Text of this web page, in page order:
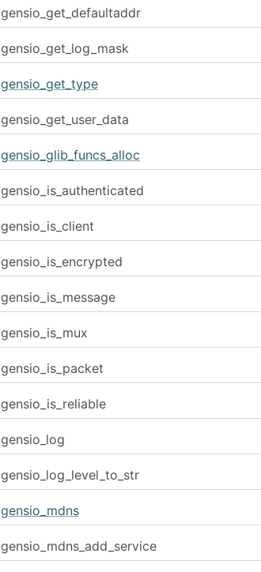
gensio_get_defaultaddr
gensio_get_log_mask
gensio_get_type
gensio_get_user_data
gensio_glib_funcs_alloc
gensio_is_authenticated
gensio_is_client
gensio_is_encrypted
gensio_is_message
gensio_is_mux
gensio_is_packet
gensio_is_reliable
gensio_log
gensio_log_level_to_str
gensio_mdns
gensio_mdns_add_service